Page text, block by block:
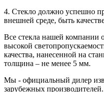
4. Стекло должно успешно
внешней среде, быть
Все стекла нашей компании
высокой
качества, нанесенной на
толщина – не менее 5 мм.
Мы - официальный дилер
зарубежных